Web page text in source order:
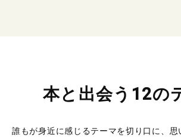
本と出会う12の
誰もが身近に感じるテーマを切り口に、思